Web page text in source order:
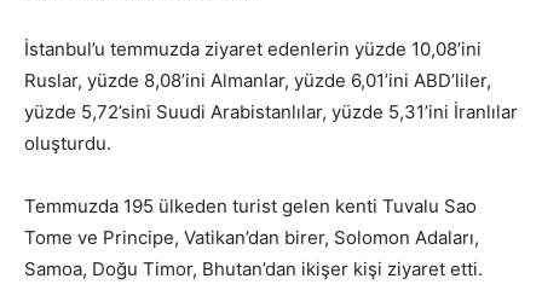
İstanbul’u temmuzda ziyaret edenlerin yüzde 10,08’ini
Ruslar, yüzde 8,08’ini Almanlar, yüzde 6,01’ini ABD’liler,
yüzde 5,72’sini Suudi Arabistanlılar, yüzde 5,31’ini İranlılar
oluşturdu.
Temmuzda 195 ülkeden turist gelen kenti Tuvalu Sao
Tome ve Principe, Vatikan’dan birer, Solomon Adaları,
Samoa, Doğu Timor, Bhutan’dan ikişer kişi ziyaret etti.